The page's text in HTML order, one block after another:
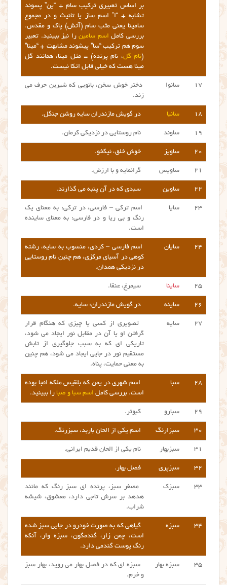
بر اساس تعبیری ترکیب سام + “ین” پسوند
تشابه + “ا” اسم ساز یا تانیث و در مجموع
سامینا یعنی مثب سام (آتش) پاک و مقدس.
بررسی کامل اسم سامینرا نیز ببینید. تعبیر
سوم هم ترکیب “سا” پیشوند مشابهت + “مینا”
(نام گل، نام پرنده) = مثل مینا، همانند گل
مینا هست که خیلی قابل اتکا نیست.
۱۷ سانوا
دختر خوش سخن، بانویی که شیرین حرف می
زند.
۱۸ سانیا در گویش مازندران سایه روشن جنگل.
۱۹ ساوند نام روستایی در نزدیکی کرمان.
۲۰ ساویز خوش خلق، نیکخو.
۲۱ ساویس گرانمایه و با ارزش.
۲۲ ساوین سبدی که در آن پنبه می گذارند.
۲۳ سایا
اسم ترکی – فارسی، در ترکی: به معنای یک
رنگ و بی ریا و در فارسی: به معنای ساینده
است.
۲۴ سایان
اسم فارسی – کردی، منسوب به سایه، رشته
کوهی در آسیای مرکزی، هم چنین نام روستایی
در نزدیکی همدان.
۲۵ ساینا سیمرغ، عنقا.
۲۶ ساینه در گویش مازندران: سایه.
۲۷ سایه
تصویری از کسی یا چیزی که هنگام قرار
گرفتن او یا آن در مقابل نور ایجاد می شود،
تاریکی ای که به سبب جلوگیری از تابش
مستقیم نور در جایی ایجاد می شود، هم چنین
به معنی حمایت، پناه.
۲۸ سبا
اسم شهری در یمن که بلقیس ملکه انجا بوده
است. بررسی کامل اسم سبا و صبا را ببینید.
۲۹ سبارو کبوتر.
۳۰ سبزارنگ اسم یکی از الحان باربد، سبزرنگ.
۳۱ سبزبهار نام یکی از الحان قدیم ایرانی.
۳۲ سبزپری فصل بهار.
۳۳ سبزک
مصغر سبز، پرنده ای سبز رنگ که مانند
هدهد بر سرش تاجی دارد، معشوق، شیشه
شراب.
۳۴ سبزه
گیاهی که به صورت خودرو در جایی سبز شده
است، چمن زار، گندمگون، سبزه وار، آنکه
رنگ پوست گندمی دارد.
۳۵ سبزه بهار
سبزه ای که در فصل بهار می روید، بهار سبز
و خرم.